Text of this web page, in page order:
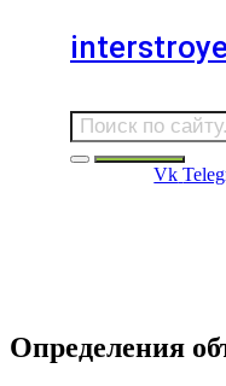
Vk
Определения